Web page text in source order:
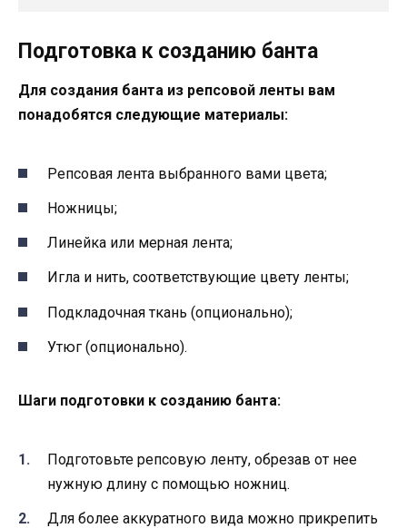
Подготовка к созданию банта
Для создания банта из репсовой ленты вам
понадобятся следующие материалы:
Репсовая лента выбранного вами цвета;
Ножницы;
Линейка или мерная лента;
Игла и нить, соответствующие цвету ленты;
Подкладочная ткань (опционально);
Утюг (опционально).
Шаги подготовки к созданию банта:
Подготовьте репсовую ленту, обрезав от нее
нужную длину с помощью ножниц.
Для более аккуратного вида можно прикрепить